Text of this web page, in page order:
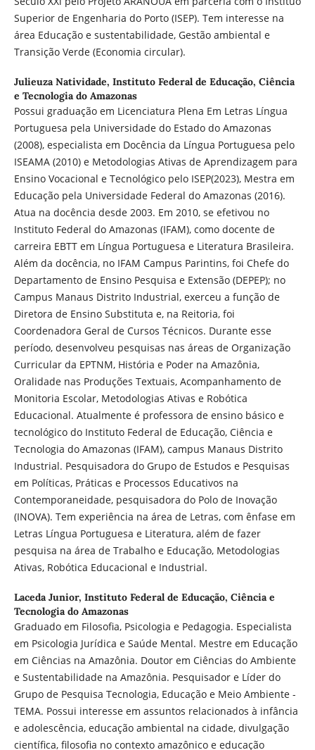
Superior de Engenharia do Porto (ISEP). Tem interesse na
área Educação e sustentabilidade, Gestão ambiental e
Transição Verde (Economia circular).
Julieuza Natividade, Instituto Federal de Educação, Ciência
e Tecnologia do Amazonas
Possui graduação em Licenciatura Plena Em Letras Língua
Portuguesa pela Universidade do Estado do Amazonas
(2008), especialista em Docência da Língua Portuguesa pelo
ISEAMA (2010) e Metodologias Ativas de Aprendizagem para
Ensino Vocacional e Tecnológico pelo ISEP(2023), Mestra em
Educação pela Universidade Federal do Amazonas (2016).
Atua na docência desde 2003. Em 2010, se efetivou no
Instituto Federal do Amazonas (IFAM), como docente de
carreira EBTT em Língua Portuguesa e Literatura Brasileira.
Além da docência, no IFAM Campus Parintins, foi Chefe do
Departamento de Ensino Pesquisa e Extensão (DEPEP); no
Campus Manaus Distrito Industrial, exerceu a função de
Diretora de Ensino Substituta e, na Reitoria, foi
Coordenadora Geral de Cursos Técnicos. Durante esse
período, desenvolveu pesquisas nas áreas de Organização
Curricular da EPTNM, História e Poder na Amazônia,
Oralidade nas Produções Textuais, Acompanhamento de
Monitoria Escolar, Metodologias Ativas e Robótica
Educacional. Atualmente é professora de ensino básico e
tecnológico do Instituto Federal de Educação, Ciência e
Tecnologia do Amazonas (IFAM), campus Manaus Distrito
Industrial. Pesquisadora do Grupo de Estudos e Pesquisas
em Políticas, Práticas e Processos Educativos na
Contemporaneidade, pesquisadora do Polo de Inovação
(INOVA). Tem experiência na área de Letras, com ênfase em
Letras Língua Portuguesa e Literatura, além de fazer
pesquisa na área de Trabalho e Educação, Metodologias
Ativas, Robótica Educacional e Industrial.
Laceda Junior, Instituto Federal de Educação, Ciência e
Tecnologia do Amazonas
Graduado em Filosofia, Psicologia e Pedagogia. Especialista
em Psicologia Jurídica e Saúde Mental. Mestre em Educação
em Ciências na Amazônia. Doutor em Ciências do Ambiente
e Sustentabilidade na Amazônia. Pesquisador e Líder do
Grupo de Pesquisa Tecnologia, Educação e Meio Ambiente -
TEMA. Possui interesse em assuntos relacionados à infância
e adolescência, educação ambiental na cidade, divulgação
científica, filosofia no contexto amazônico e educação